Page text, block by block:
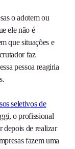
o adotem ou
ele não é
que situações e
faz
pessoa reagiria
seletivos de
o profissional
depois de realizar
fazem uma